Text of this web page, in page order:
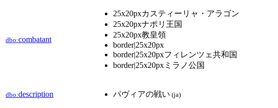
dbo:combatant
25x20pxカスティーリャ・アラゴン
25x20pxナポリ王国
25x20px教皇領
border|25x20px
border|25x20pxフィレンツェ共和国
border|25x20pxミラノ公国
dbo:description パヴィアの戦い (ja)